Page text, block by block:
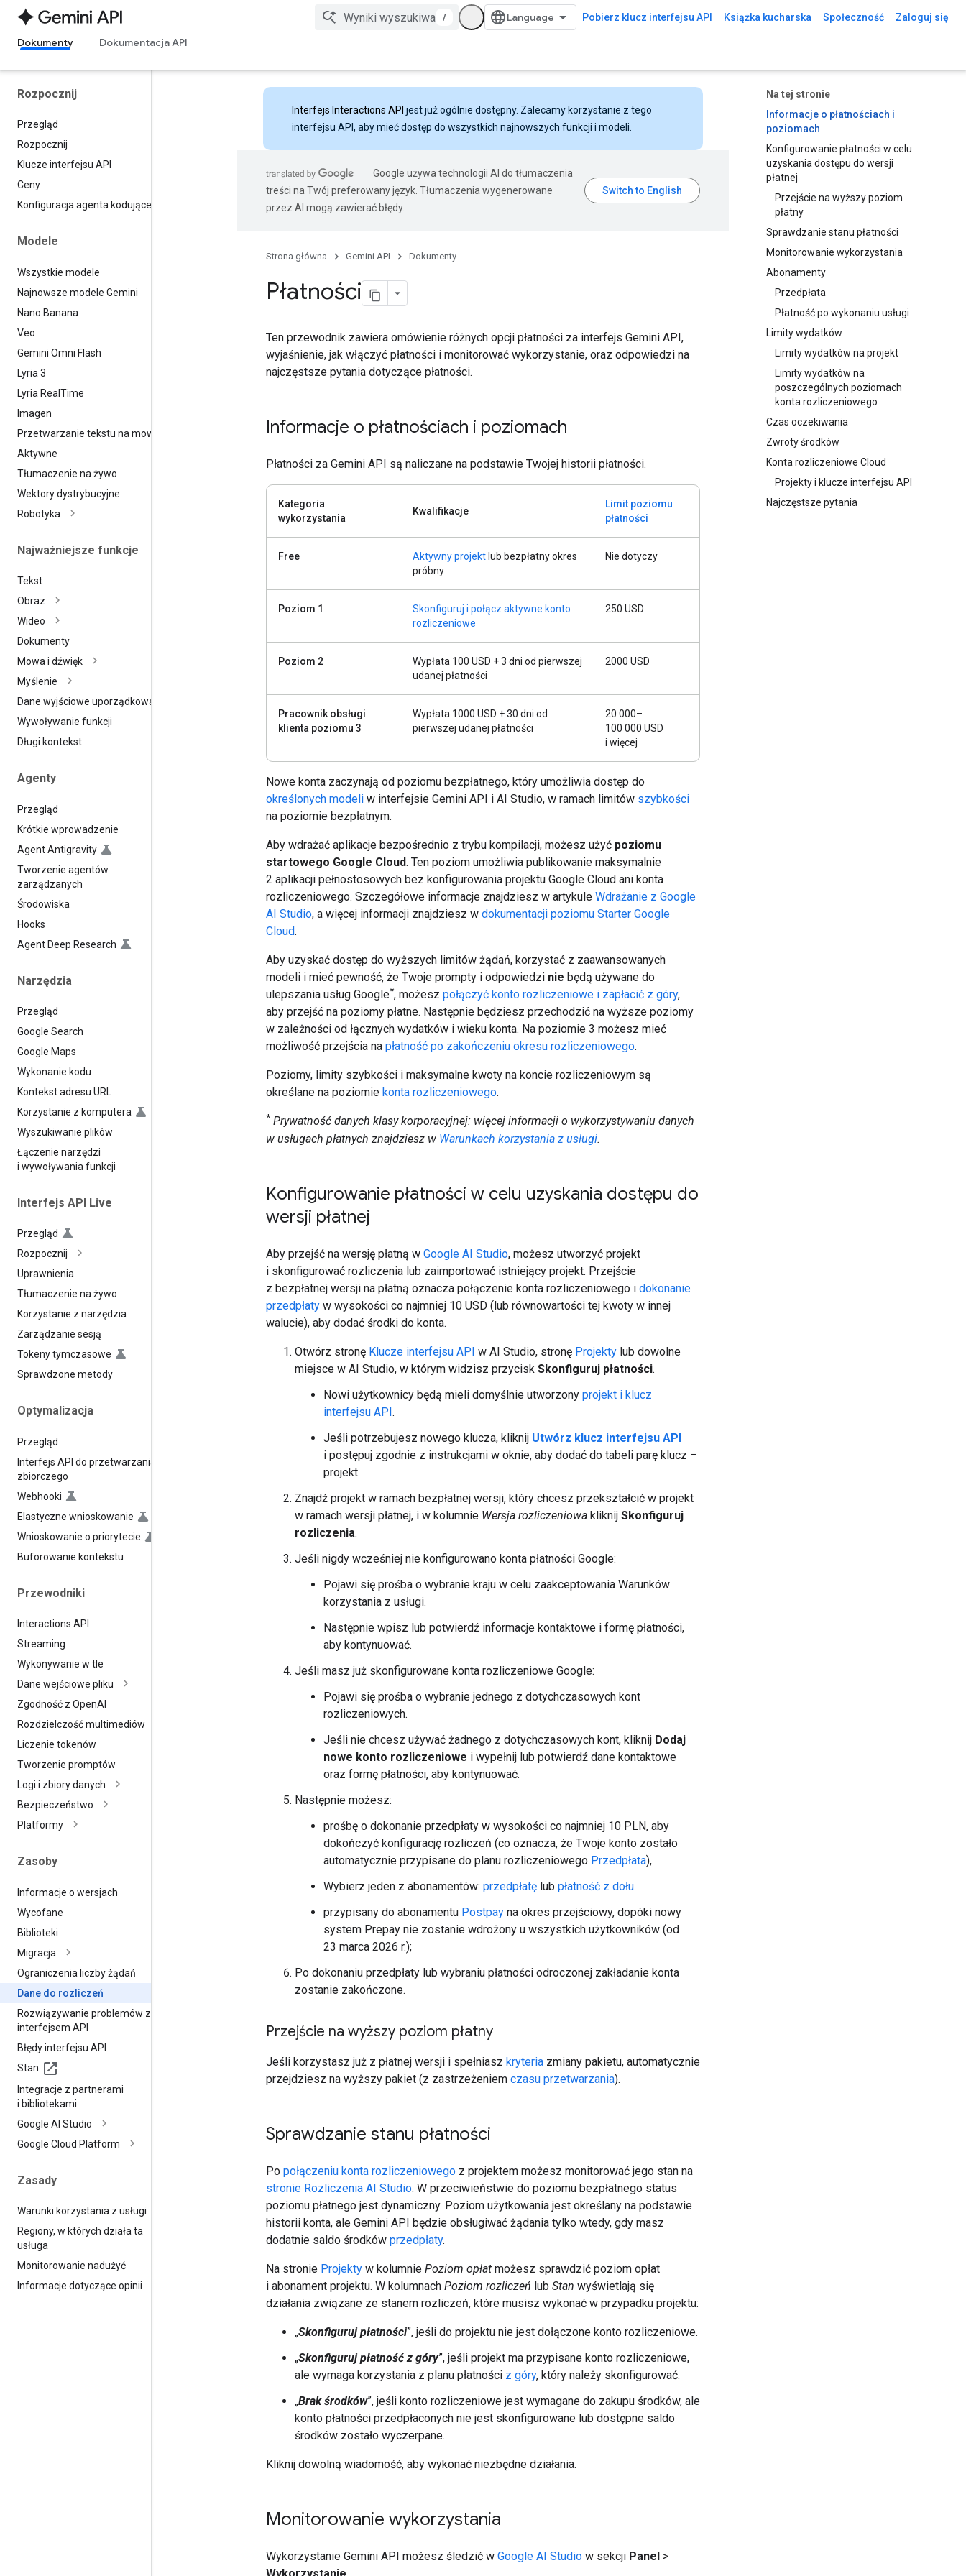
/ Pobierz klucz interfejsu API Książka kucharska Społeczność Zaloguj się
Dokumenty Dokumentacja API
Rozpocznij
Przegląd
Rozpocznij
Klucze interfejsu API
Ceny
Konfiguracja agenta kodującego
Modele
Wszystkie modele
Najnowsze modele Gemini
Nano Banana
Veo
Gemini Omni Flash
Lyria 3
Lyria Real Time
Imagen
Przetwarzanie tekstu na mowę
Aktywne
Tłumaczenie na żywo
Wektory dystrybucyjne
Robotyka
Najważniejsze funkcje
Tekst
Obraz
Wideo
Dokumenty
Mowa i dźwięk
Myślenie
Dane wyjściowe uporządkowane
Wywoływanie funkcji
Długi kontekst
Agenty
Przegląd
Krótkie wprowadzenie
Agent Antigravity
Tworzenie agentów
zarządzanych
Środowiska
Hooks
Agent Deep Research
Narzędzia
Przegląd
Google Search
Google Maps
Wykonanie kodu
Kontekst adresu URL
Korzystanie z komputera
Wyszukiwanie plików
Łączenie narzędzi
i wywoływania funkcji
Interfejs API Live
Przegląd
Rozpocznij
Uprawnienia
Tłumaczenie na żywo
Korzystanie z narzędzia
Zarządzanie sesją
Tokeny tymczasowe
Sprawdzone metody
Optymalizacja
Przegląd
Interfejs API do przetwarzania
zbiorczego
Webhooki
Elastyczne wnioskowanie
Wnioskowanie o priorytecie
Buforowanie kontekstu
Przewodniki
Interactions API
Streaming
Wykonywanie w tle
Dane wejściowe pliku
Zgodność z OpenAI
Rozdzielczość multimediów
Liczenie tokenów
Tworzenie promptów
Logi i zbiory danych
Bezpieczeństwo
Platformy
Zasoby
Informacje o wersjach
Wycofane
Biblioteki
Migracja
Ograniczenia liczby żądań
Dane do rozliczeń
Rozwiązywanie problemów z
interfejsem API
Błędy interfejsu API
Stan
Integracje z partnerami
i bibliotekami
Google AI Studio
Google Cloud Platform
Zasady
Warunki korzystania z usługi
Regiony, w których działa ta
usługa
Monitorowanie nadużyć
Informacje dotyczące opinii
Na tej stronie
Informacje o płatnościach i
poziomach
Konfigurowanie płatności w celu
uzyskania dostępu do wersji
płatnej
Przejście na wyższy poziom
płatny
Sprawdzanie stanu płatności
Monitorowanie wykorzystania
Abonamenty
Przedpłata
Płatność po wykonaniu usługi
Limity wydatków
Limity wydatków na projekt
Limity wydatków na
poszczególnych poziomach
konta rozliczeniowego
Czas oczekiwania
Zwroty środków
Konta rozliczeniowe Cloud
Projekty i klucze interfejsu API
Najczęstsze pytania
Interfejs Interactions API jest już ogólnie dostępny. Zalecamy korzystanie z tego
interfejsu API, aby mieć dostęp do wszystkich najnowszych funkcji i modeli.
Google używa technologii AI do tłumaczenia
treści na Twój preferowany język. Tłumaczenia wygenerowane
przez AI mogą zawierać błędy.
Strona główna Gemini API Dokumenty
Płatności
Ten przewodnik zawiera omówienie różnych opcji płatności za interfejs Gemini API,
wyjaśnienie, jak włączyć płatności i monitorować wykorzystanie, oraz odpowiedzi na
najczęstsze pytania dotyczące płatności.
Informacje o płatnościach i poziomach
Płatności za Gemini API są naliczane na podstawie Twojej historii płatności.
Kategoria
wykorzystania
Kwalifikacje
Limit poziomu
płatności
Free Aktywny projekt lub bezpłatny okres
próbny
Nie dotyczy
Poziom 1
Skonfiguruj i połącz aktywne konto
rozliczeniowe
250 USD
Poziom 2
Wypłata 100 USD + 3 dni od pierwszej
udanej płatności
2000 USD
Pracownik obsługi
klienta poziomu 3
Wypłata 1000 USD + 30 dni od
pierwszej udanej płatności
20 000–
100 000 USD
i więcej
Nowe konta zaczynają od poziomu bezpłatnego, który umożliwia dostęp do
określonych modeli w interfejsie Gemini API i AI Studio, w ramach limitów szybkości
na poziomie bezpłatnym.
Aby wdrażać aplikacje bezpośrednio z trybu kompilacji, możesz użyć poziomu
startowego Google Cloud. Ten poziom umożliwia publikowanie maksymalnie
2 aplikacji pełnostosowych bez konfigurowania projektu Google Cloud ani konta
rozliczeniowego. Szczegółowe informacje znajdziesz w artykule Wdrażanie z Google
AI Studio, a więcej informacji znajdziesz w dokumentacji poziomu Starter Google
Cloud.
Aby uzyskać dostęp do wyższych limitów żądań, korzystać z zaawansowanych
modeli i mieć pewność, że Twoje prompty i odpowiedzi nie będą używane do
ulepszania usług Google*, możesz połączyć konto rozliczeniowe i zapłacić z góry,
aby przejść na poziomy płatne. Następnie będziesz przechodzić na wyższe poziomy
w zależności od łącznych wydatków i wieku konta. Na poziomie 3 możesz mieć
możliwość przejścia na płatność po zakończeniu okresu rozliczeniowego.
Poziomy, limity szybkości i maksymalne kwoty na koncie rozliczeniowym są
określane na poziomie konta rozliczeniowego.
* Prywatność danych klasy korporacyjnej: więcej informacji o wykorzystywaniu danych
w usługach płatnych znajdziesz w Warunkach korzystania z usługi.
Konfigurowanie płatności w celu uzyskania dostępu do
wersji płatnej
Aby przejść na wersję płatną w Google AI Studio, możesz utworzyć projekt
i skonfigurować rozliczenia lub zaimportować istniejący projekt. Przejście
z bezpłatnej wersji na płatną oznacza połączenie konta rozliczeniowego i dokonanie
przedpłaty w wysokości co najmniej 10 USD (lub równowartości tej kwoty w innej
walucie), aby dodać środki do konta.
Otwórz stronę Klucze interfejsu API w AI Studio, stronę Projekty lub dowolne
miejsce w AI Studio, w którym widzisz przycisk Skonfiguruj płatności.
Nowi użytkownicy będą mieli domyślnie utworzony projekt i klucz
interfejsu API.
Jeśli potrzebujesz nowego klucza, kliknij Utwórz klucz interfejsu API
i postępuj zgodnie z instrukcjami w oknie, aby dodać do tabeli parę klucz –
projekt.
Znajdź projekt w ramach bezpłatnej wersji, który chcesz przekształcić w projekt
w ramach wersji płatnej, i w kolumnie Wersja rozliczeniowa kliknij Skonfiguruj
rozliczenia.
Jeśli nigdy wcześniej nie konfigurowano konta płatności Google:
Pojawi się prośba o wybranie kraju w celu zaakceptowania Warunków
korzystania z usługi.
Następnie wpisz lub potwierdź informacje kontaktowe i formę płatności,
aby kontynuować.
Jeśli masz już skonfigurowane konta rozliczeniowe Google:
Pojawi się prośba o wybranie jednego z dotychczasowych kont
rozliczeniowych.
Jeśli nie chcesz używać żadnego z dotychczasowych kont, kliknij Dodaj
nowe konto rozliczeniowe i wypełnij lub potwierdź dane kontaktowe
oraz formę płatności, aby kontynuować.
Następnie możesz:
prośbę o dokonanie przedpłaty w wysokości co najmniej 10 PLN, aby
dokończyć konfigurację rozliczeń (co oznacza, że Twoje konto zostało
automatycznie przypisane do planu rozliczeniowego Przedpłata),
Wybierz jeden z abonamentów: przedpłatę lub płatność z dołu.
przypisany do abonamentu Postpay na okres przejściowy, dopóki nowy
system Prepay nie zostanie wdrożony u wszystkich użytkowników (od
23 marca 2026 r.);
Po dokonaniu przedpłaty lub wybraniu płatności odroczonej zakładanie konta
zostanie zakończone.
Przejście na wyższy poziom płatny
Jeśli korzystasz już z płatnej wersji i spełniasz kryteria zmiany pakietu, automatycznie
przejdziesz na wyższy pakiet (z zastrzeżeniem czasu przetwarzania).
Sprawdzanie stanu płatności
Po połączeniu konta rozliczeniowego z projektem możesz monitorować jego stan na
stronie Rozliczenia AI Studio. W przeciwieństwie do poziomu bezpłatnego status
poziomu płatnego jest dynamiczny. Poziom użytkowania jest określany na podstawie
historii konta, ale Gemini API będzie obsługiwać żądania tylko wtedy, gdy masz
dodatnie saldo środków przedpłaty.
Na stronie Projekty w kolumnie Poziom opłat możesz sprawdzić poziom opłat
i abonament projektu. W kolumnach Poziom rozliczeń lub Stan wyświetlają się
działania związane ze stanem rozliczeń, które musisz wykonać w przypadku projektu:
„Skonfiguruj płatności”, jeśli do projektu nie jest dołączone konto rozliczeniowe.
„Skonfiguruj płatność z góry”, jeśli projekt ma przypisane konto rozliczeniowe,
ale wymaga korzystania z planu płatności z góry, który należy skonfigurować.
„Brak środków”, jeśli konto rozliczeniowe jest wymagane do zakupu środków, ale
konto płatności przedpłaconych nie jest skonfigurowane lub dostępne saldo
środków zostało wyczerpane.
Kliknij dowolną wiadomość, aby wykonać niezbędne działania.
Monitorowanie wykorzystania
Wykorzystanie Gemini API możesz śledzić w Google AI Studio w sekcji Panel >
Wykorzystanie